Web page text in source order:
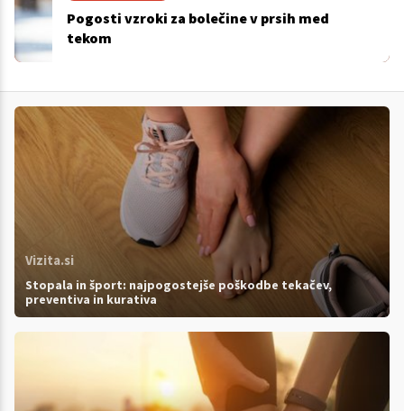
Pogosti vzroki za bolečine v prsih med
tekom
Vizita.si
Stopala in šport: najpogostejše poškodbe tekačev,
preventiva in kurativa